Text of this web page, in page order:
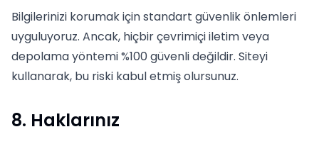
Bilgilerinizi korumak için standart güvenlik önlemleri
uyguluyoruz. Ancak, hiçbir çevrimiçi iletim veya
depolama yöntemi %100 güvenli değildir. Siteyi
kullanarak, bu riski kabul etmiş olursunuz.
8. Haklarınız